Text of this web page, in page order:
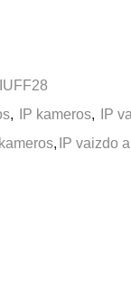
, IP kameros,
IP
kameros, IP vaizdo